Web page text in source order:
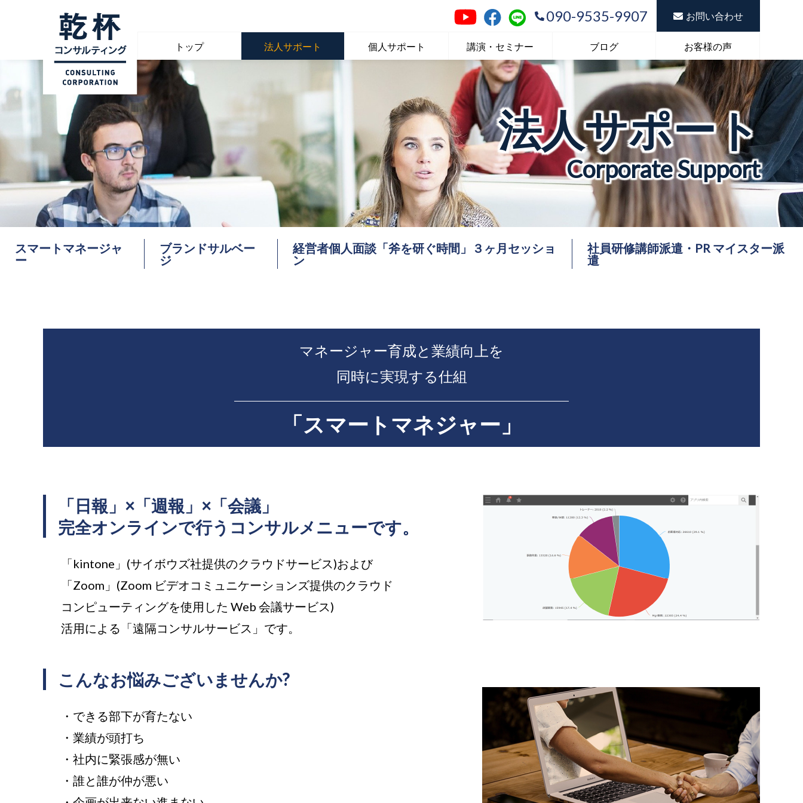
トップ 法人サポート 個人サポート 講演・セミナー ブログ お客様の声
お問い合わせ
090-9535-9907
法人サポート
Corporate Support
スマートマネージャ
ー
ブランドサルベー
ジ
経営者個人面談「斧を研ぐ時間」
３ヶ月セッショ
ン
社員研修講師派遣・PR マイスター派
遣
マネージャー育成と業績向上を
同時に実現する仕組
「スマートマネジャー」
「日報」×「週報」×「会議」
完全オンラインで行うコンサルメニューです。
「kintone」(サイボウズ社提供のクラウドサービス)および
「Zoom」(Zoom ビデオコミュニケーションズ提供のクラウド
コンピューティングを使用した Web 会議サービス)
活用による「遠隔コンサルサービス」です。
こんなお悩みございませんか?
・できる部下が育たない
・業績が頭打ち
・社内に緊張感が無い
・誰と誰が仲が悪い